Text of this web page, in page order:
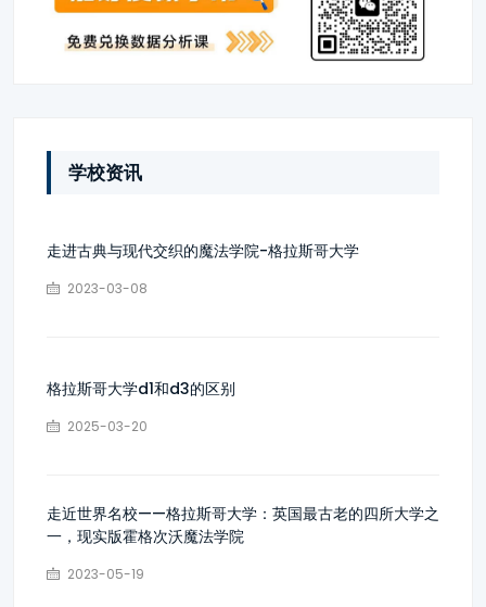
学校资讯
走进古典与现代交织的魔法学院-格拉斯哥大学
2023-03-08
格拉斯哥大学d1和d3的区别
2025-03-20
走近世界名校——格拉斯哥大学：英国最古老的四所大学之
一，现实版霍格次沃魔法学院
2023-05-19